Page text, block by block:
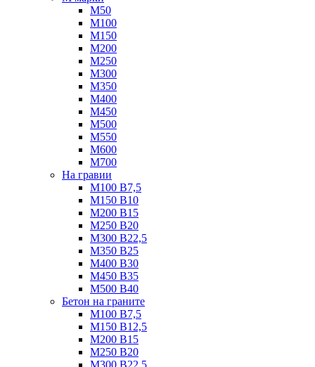
М50
М100
М150
М200
М250
М300
М350
М400
М450
М500
М550
М600
М700
На гравии
М100 B7,5
М150 B10
М200 B15
М250 B20
М300 B22,5
М350 B25
М400 B30
М450 B35
М500 B40
Бетон на граните
М100 B7,5
М150 B12,5
М200 B15
М250 B20